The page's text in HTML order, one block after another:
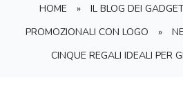
HOME »
IL BLOG DEI
PROMOZIONALI CON LOGO
»
CINQUE REGALI IDEALI PER